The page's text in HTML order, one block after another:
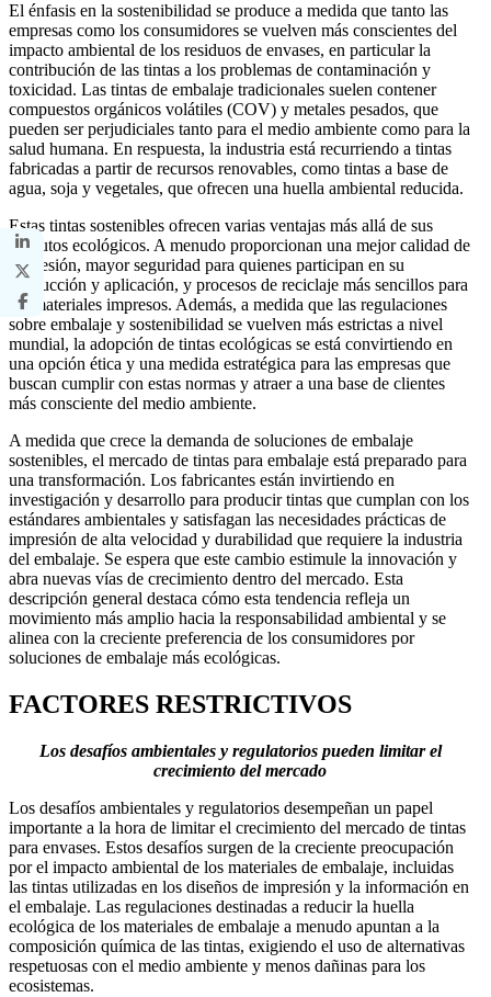
El énfasis en la sostenibilidad se produce a medida que tanto las
empresas como los consumidores se vuelven más conscientes del
impacto ambiental de los residuos de envases, en particular la
contribución de las tintas a los problemas de contaminación y
toxicidad. Las tintas de embalaje tradicionales suelen contener
compuestos orgánicos volátiles (COV) y metales pesados, que
pueden ser perjudiciales tanto para el medio ambiente como para la
salud humana. En respuesta, la industria está recurriendo a tintas
fabricadas a partir de recursos renovables, como tintas a base de
agua, soja y vegetales, que ofrecen una huella ambiental reducida.
Estas tintas sostenibles ofrecen varias ventajas más allá de sus
atributos ecológicos. A menudo proporcionan una mejor calidad de
impresión, mayor seguridad para quienes participan en su
producción y aplicación, y procesos de reciclaje más sencillos para
los materiales impresos. Además, a medida que las regulaciones
sobre embalaje y sostenibilidad se vuelven más estrictas a nivel
mundial, la adopción de tintas ecológicas se está convirtiendo en
una opción ética y una medida estratégica para las empresas que
buscan cumplir con estas normas y atraer a una base de clientes
más consciente del medio ambiente.
A medida que crece la demanda de soluciones de embalaje
sostenibles, el mercado de tintas para embalaje está preparado para
una transformación. Los fabricantes están invirtiendo en
investigación y desarrollo para producir tintas que cumplan con los
estándares ambientales y satisfagan las necesidades prácticas de
impresión de alta velocidad y durabilidad que requiere la industria
del embalaje. Se espera que este cambio estimule la innovación y
abra nuevas vías de crecimiento dentro del mercado. Esta
descripción general destaca cómo esta tendencia refleja un
movimiento más amplio hacia la responsabilidad ambiental y se
alinea con la creciente preferencia de los consumidores por
soluciones de embalaje más ecológicas.
FACTORES RESTRICTIVOS
Los desafíos ambientales y regulatorios pueden limitar el
crecimiento del mercado
Los desafíos ambientales y regulatorios desempeñan un papel
importante a la hora de limitar el crecimiento del mercado de tintas
para envases. Estos desafíos surgen de la creciente preocupación
por el impacto ambiental de los materiales de embalaje, incluidas
las tintas utilizadas en los diseños de impresión y la información en
el embalaje. Las regulaciones destinadas a reducir la huella
ecológica de los materiales de embalaje a menudo apuntan a la
composición química de las tintas, exigiendo el uso de alternativas
respetuosas con el medio ambiente y menos dañinas para los
ecosistemas.